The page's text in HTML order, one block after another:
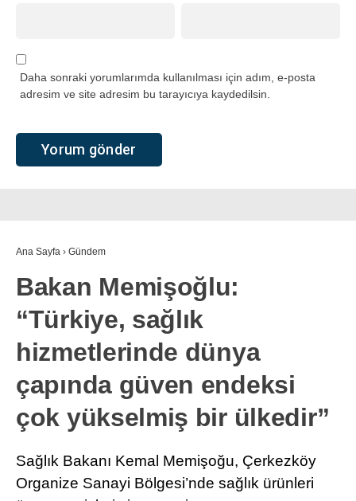
Daha sonraki yorumlarımda kullanılması için adım, e-posta
adresim ve site adresim bu tarayıcıya kaydedilsin.
Ana Sayfa › Gündem
Bakan Memişoğlu:
“Türkiye, sağlık
hizmetlerinde dünya
çapında güven endeksi
çok yükselmiş bir ülkedir”
Sağlık Bakanı Kemal Memişoğu, Çerkezköy
Organize Sanayi Bölgesi’nde sağlık ürünleri